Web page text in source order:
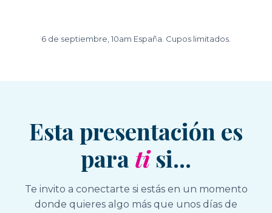
6 de septiembre, 10am España. Cupos limitados.
Esta presentación es
paratisi...
Te invito a conectarte si estás en un momento
donde quieres algo más que unos días de